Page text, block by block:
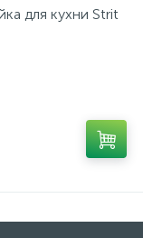
для кухни Strit